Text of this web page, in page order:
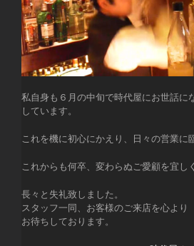
私自身も６月の中旬で時代屋にお世話に
しています。
これを機に初心にかえり、日々の営業に
これからも何卒、変わらぬご愛顧を宜し
長々と失礼致しました。
スタッフ一同、お客様のご来店を心より
お待ちしております。